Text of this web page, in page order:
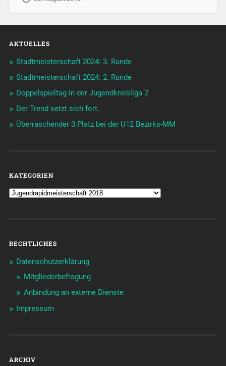
AKTUELLES
Stadtmeisterschaft 2024: 3. Runde
Stadtmeisterschaft 2024: 2. Runde
Doppelspieltag in der Jugendkreisliga 2
Der Trend setzt sich fort.
Überraschender 3.Platz bei der U12 Bezirks-MM
KATEGORIEN
RECHTLICHES
Datenschutzerklärung
Mitgliederbefragung
Anbindung an externe Dienste
Impressum
ARCHIV